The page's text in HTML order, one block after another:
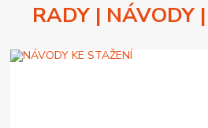
RADY | NÁVODY